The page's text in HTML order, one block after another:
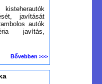
kisteherautók
javítását
autók
javítás,
Bővebben >>>